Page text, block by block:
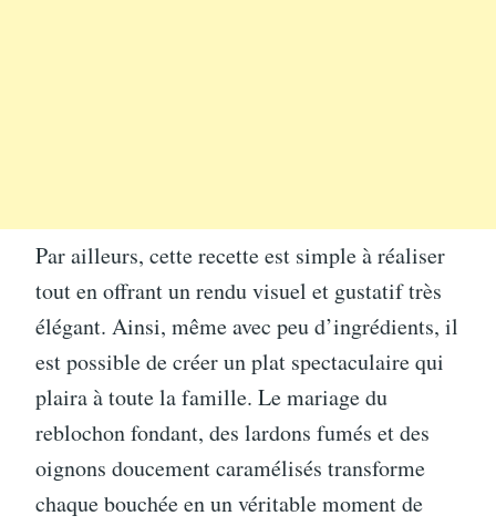
Par ailleurs, cette recette est simple à réaliser
tout en offrant un rendu visuel et gustatif très
élégant. Ainsi, même avec peu d’ingrédients, il
est possible de créer un plat spectaculaire qui
plaira à toute la famille. Le mariage du
reblochon fondant, des lardons fumés et des
oignons doucement caramélisés transforme
chaque bouchée en un véritable moment de